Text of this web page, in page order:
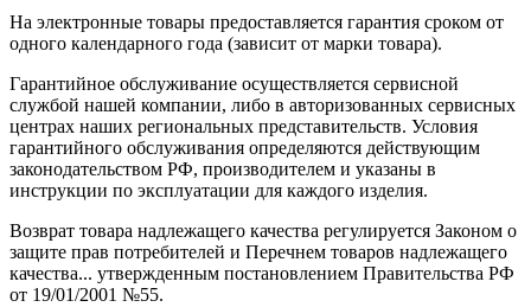
На электронные товары предоставляется гарантия сроком от
одного календарного года (зависит от марки товара).
Гарантийное обслуживание осуществляется сервисной
службой нашей компании, либо в авторизованных сервисных
центрах наших региональных представительств. Условия
гарантийного обслуживания определяются действующим
законодательством РФ, производителем и указаны в
инструкции по эксплуатации для каждого изделия.
Возврат товара надлежащего качества регулируется Законом о
защите прав потребителей и Перечнем товаров надлежащего
качества... утвержденным постановлением Правительства РФ
от 19/01/2001 №55.